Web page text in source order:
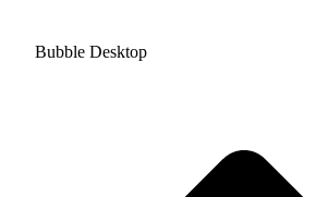
Bubble Desktop